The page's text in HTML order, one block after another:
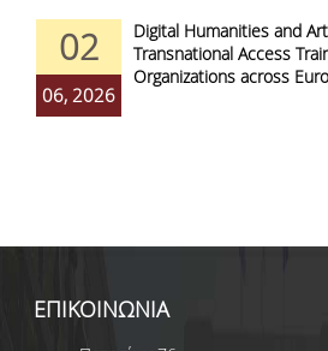
02
06, 2026
Digital Humanities and
Transnational Access
Organizations across
ΕΠΙΚΟΙΝΩΝΙΑ